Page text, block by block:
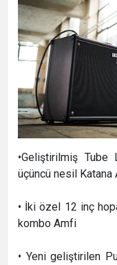
•Geliştirilmiş
üçüncü nesil
• İki özel 12 inç
kombo Amfi
• Yeni geliştirilen